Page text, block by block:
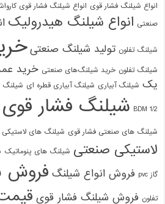
انواع شیلنگ فشار قوی انواع شیلنگ فشار قوی
صنعتی انواع شیلنگ هیدرولیک
شیلنگ تفلون تولید شیلنگ صنعتی
شیلنگ تفلون خرید شیلنگ‌های صنعتی خرید
یک شیلنگ آبیاری شیلنگ آبیاری قطره ای شیلنگ
1/2 BDM شیلنگ فشار
شیلنگ های صنعتی فشار قوی شیلنگ های لاستیکی
لاستیکی صنعتی شیلنگ های پنوماتیک
گاز pvc فروش انواع شیلنگ فروش
تفلون فروش شیلنگ فشار قوی